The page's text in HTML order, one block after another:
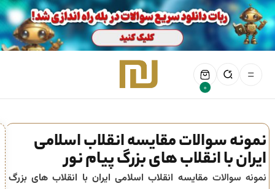
0
نمونه سوالات مقایسه انقلاب اسلامی
ایران با انقلاب های بزرگ پیام نور
نمونه سوالات مقایسه انقلاب اسلامی ایران با انقلاب های بزرگ